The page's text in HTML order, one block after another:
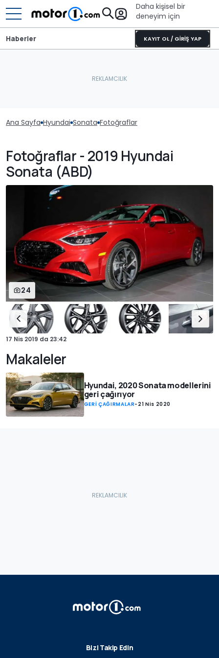
Daha kişisel bir
deneyim için
KAYIT OL / GİRİŞ YAP
Haberler
Ana Sayfa Hyundai Sonata Fotoğraflar
Fotoğraflar - 2019 Hyundai
Sonata (ABD)
24
17 Nis 2019 da 23:42
Makaleler
Hyundai, 2020 Sonata modellerini
geri çağırıyor
GERİ ÇAĞIRMALAR- 21 Nis 2020
Bizi Takip Edin